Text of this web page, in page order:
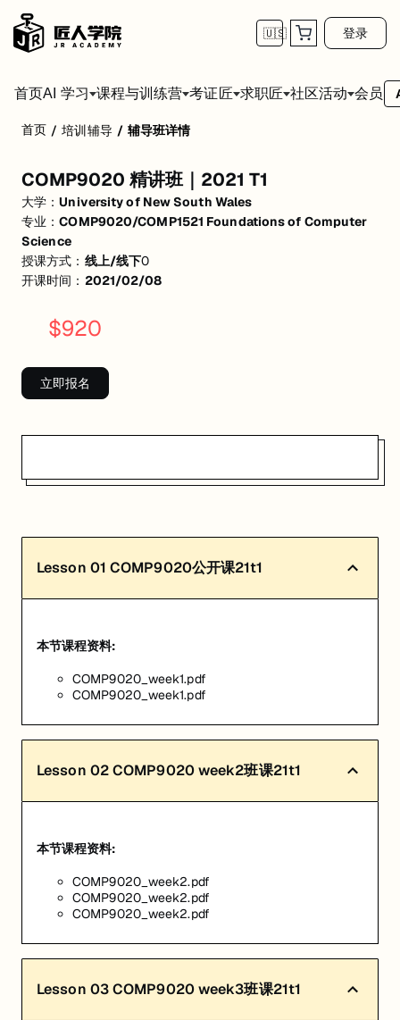
🇺🇸 登录
首页AI 学习 课程与训练营 考证匠 求职匠 社区活动 会员
活动形式: 线上/线下
开始日期: 2021/2/8
关联大学: University of New South Wales
关联课程:COMP9020/COMP1521 Foundations of Computer Science
匠人学院提供高质量的IT培训课程和Workshop，帮助学员掌握实用技能
首页 / 培训辅导 / 辅导班详情
COMP9020 精讲班｜2021 T1
大学：University of New South Wales
专业：COMP9020/COMP1521 Foundations of Computer
Science
授课方式： 线上/线下0
开课时间： 2021/02/08
$920
立即报名
Lesson 01 COMP9020公开课21t1
本节课程资料:
COMP9020_week1.pdf
COMP9020_week1.pdf
Lesson 02COMP9020 week2班课21t1
本节课程资料:
COMP9020_week2.pdf
COMP9020_week2.pdf
COMP9020_week2.pdf
Lesson 03COMP9020 week3班课21t1